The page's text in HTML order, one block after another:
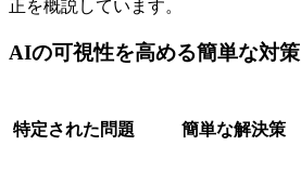
正を概説しています。
AIの可視性を高める簡単な対策
特定された問題 簡単な解決策